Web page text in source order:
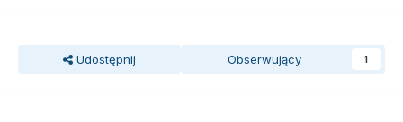
Udostępnij Obserwujący 1